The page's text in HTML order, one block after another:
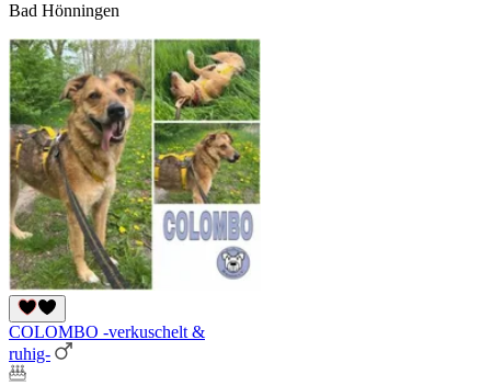
Bad Hönningen
COLOMBO -verkuschelt &
ruhig-